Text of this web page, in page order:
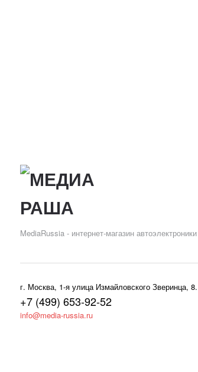
MediaRussia - интернет-магазин автоэлектроники
г. Москва, 1-я улица Измайловского Зверинца, 8.
+7 (499) 653-92-52
info@media-russia.ru